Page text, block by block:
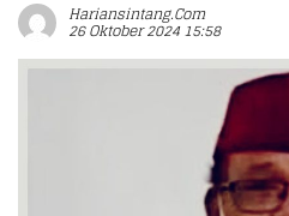
Hariansintang.com
26 Oktober 2024 15:58